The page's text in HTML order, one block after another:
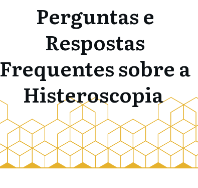
Perguntas e
Respostas
Frequentes sobre a
Histeroscopia